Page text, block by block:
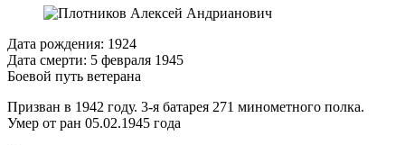
Дата рождения: 1924
Дата смерти: 5 февраля 1945
Боевой путь ветерана
Призван в 1942 году. 3-я батарея 271 минометного полка.
Умер от ран 05.02.1945 года